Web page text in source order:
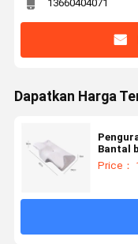
13660404071
Dapatkan Harga
Bantal
yang
Price：